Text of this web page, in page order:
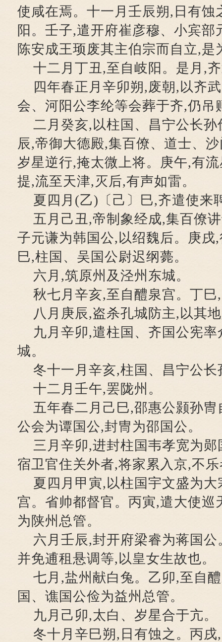
使咸在焉。十一月壬辰朔,日有蚀
阳。壬子,遣开府崔彦穆、小宾部
陈安成王顼废其主伯宗而自立,是
十二月丁丑,至自岐阳。是月,
四年春正月辛卯朔,废朝,以齐
会、河阳公李纶等会葬于齐,仍吊
二月癸亥,以柱国、昌宁公长
辰,帝御大德殿,集百僚、道士、
岁星逆行,掩太微上将。庚午,有
提,流至天津,灭后,有声如雷。
夏四月(乙)〔己〕巳,齐遣使来
五月己丑,帝制象经成,集百僚
子元谦为韩国公,以绍魏后。庚戌
巳,柱国、吴国公尉迟纲薨。
六月,筑原州及泾州东城。
秋七月辛亥,至自醴泉宫。丁
八月庚辰,盗杀孔城防主,以其
九月辛卯,遣柱国、齐国公宪
城。
冬十一月辛亥,柱国、昌宁公长
十二月壬午,罢陇州。
五年春二月己巳,邵惠公颢孙
公会为谭国公,封冑为邵国公。
三月辛卯,进封柱国韦孝宽为
宿卫官住关外者,将家累入京,不
夏四月甲寅,以柱国宇文盛为
宫。省帅都督官。丙寅,遣大使巡
为陕州总管。
六月壬辰,封开府梁睿为蒋国
并免逋租悬调等,以皇女生故也。
七月,盐州献白兔。乙卯,至自
国、谯国公俭为益州总管。
九月己卯,太白、岁星合于亢。
冬十月辛巳朔,日有蚀之。丙